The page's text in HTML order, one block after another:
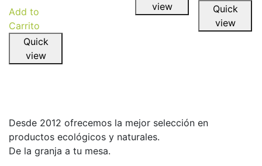
Add to
Carrito
Quick
view
view
Quick
view
Desde 2012 ofrecemos la mejor selección en
productos ecológicos y naturales.
De la granja a tu mesa.